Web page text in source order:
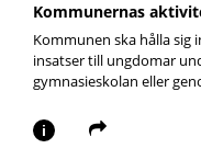
Kommunernas
Kommunen ska hålla
insatser till ungdomar
gymnasieskolan eller
i